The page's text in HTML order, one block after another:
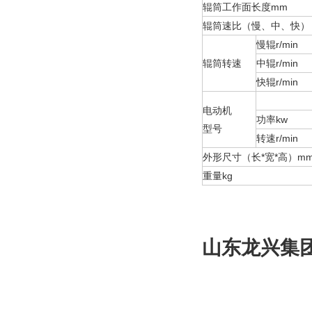
辊筒工作面长度mm
辊筒速比（慢、中、快）
辊筒转速
慢辊r/min
中辊r/min
快辊r/min
电动机
型号
功率kw
转速r/min
外形尺寸（长*宽*高）
重量kg
山东龙兴集